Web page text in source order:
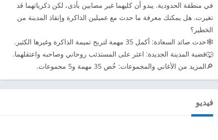
في منطقة الحدودية. يبدو أن كليهما غير مصابين بأذى، لكن ذكرياتهما قد
تغيرت. هل يمكنك معرفة ما حدث مع عميلين الذاكرة وإنقاذ المدينة من
الخطير؟
🕸️حدث صائد السعادة: أكمل 35 مهمة لتربح تميمة الذاكرة وغيرها الكثير.
🐺قضية المدينة الجديدة: اعثر على المستذئب روحاني وصاحبه واعتقلهما.
🔎المزيد من الأغاني والمجموعات: خُض 35 مهمة و5 مجموعات.
فيديو